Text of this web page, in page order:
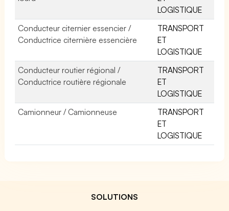
LOGISTIQUE
Conducteur citernier essencier /
Conductrice citernière essencière
TRANSPORT
ET
LOGISTIQUE
Conducteur routier régional /
Conductrice routière régionale
TRANSPORT
ET
LOGISTIQUE
Camionneur / Camionneuse
TRANSPORT
ET
LOGISTIQUE
SOLUTIONS